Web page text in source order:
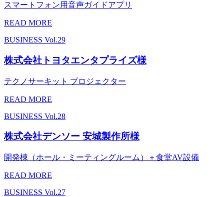
スマートフォン用音声ガイドアプリ
READ MORE
BUSINESS Vol.29
株式会社トヨタエンタプライズ様
テクノサーキット プロジェクター
READ MORE
BUSINESS Vol.28
株式会社デンソー 安城製作所様
開発棟（ホール・ミーティングルーム）＋食堂AV設備
READ MORE
BUSINESS Vol.27